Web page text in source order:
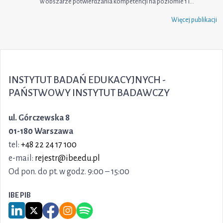
w obszarze potwierdzania kompetencji na poziomie 1 i…
Więcej publikacji
INSTYTUT BADAŃ EDUKACYJNYCH -
PAŃSTWOWY INSTYTUT BADAWCZY
ul. Górczewska 8
01-180 Warszawa
tel: +48 22 24 17 100
e-mail: rejestr@ibe.edu.pl
Od pon. do pt. w godz. 9:00 – 15:00
IBE PIB
Link do serwisu LinkedIn IBE PIB
Link do serwisu X IBE PIB
Link do Facebook IBE PIB
Link do Instagram IBE PIB
Link do Spotify IBE PIB